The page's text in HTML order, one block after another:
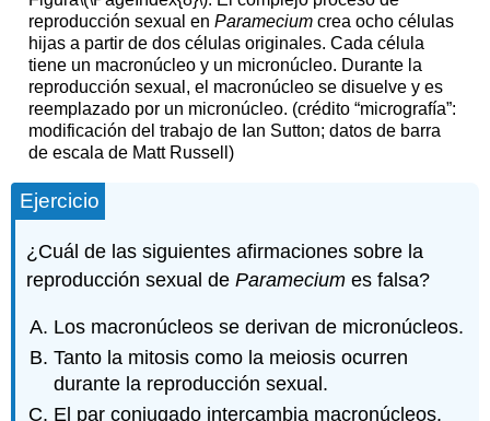
reproducción sexual en Parameciumcrea ocho células
hijas a partir de dos células originales. Cada célula
tiene un macronúcleo y un micronúcleo. Durante la
reproducción sexual, el macronúcleo se disuelve y es
reemplazado por un micronúcleo. (crédito “micrografía”:
modificación del trabajo de Ian Sutton; datos de barra
de escala de Matt Russell)
Ejercicio
¿Cuál de las siguientes afirmaciones sobre la
reproducción sexual deParamecium es falsa?
Los macronúcleos se derivan de micronúcleos.
Tanto la mitosis como la meiosis ocurren
durante la reproducción sexual.
El par conjugado intercambia macronúcleos.